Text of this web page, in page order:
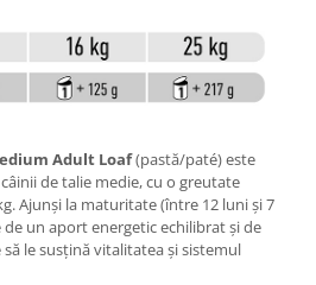
Adult Loaf(pastă/paté) este
de talie medie, cu o greutate
Ajunși la maturitate (între 12 luni și 7
de un aport energetic echilibrat și de
le susțină vitalitatea și sistemul